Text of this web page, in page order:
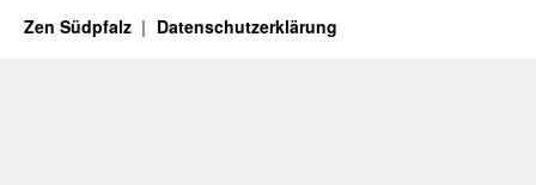
Zen Südpfalz Datenschutzerklärung